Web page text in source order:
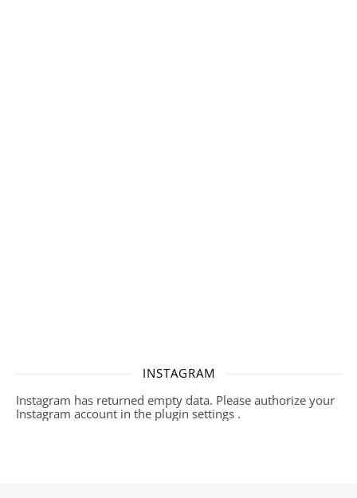
INSTAGRAM
Instagram has returned empty data. Please authorize your
Instagram account in the plugin settings .